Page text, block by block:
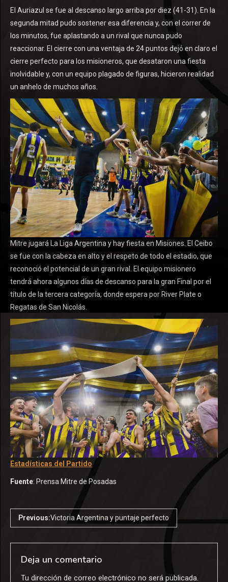
El Auriazul se fue al descanso largo arriba por diez (41-31). En la
segunda mitad pudo sostener esa diferencia y, con el correr de
los minutos, fue aplastando a un rival que nunca pudo
reaccionar. El cierre con una ventaja de 24 puntos dejó en claro el
cierre perfecto para los misioneros, que desataron una fiesta
inolvidable y, con un equipo plagado de figuras, hicieron realidad
un anhelo de muchos años.
Mitre jugará La Liga Argentina y hay fiesta en Misiones. El Ceibo
se fue con la cabeza en alto y el respeto de todo el estadio, que
reconoció el potencial de un gran rival. El equipo misionero
tendrá ahora algunos días de descanso para la gran Final por el
título de la tercera categoría, donde espera por River Plate o
Regatas de San Nicolás.
Estadísticas del Partido
Fuente: Prensa Mitre de Posadas
Previous:Victoria Argentina y puntaje perfecto
Deja un comentario
Tu dirección de correo electrónico no será publicada.